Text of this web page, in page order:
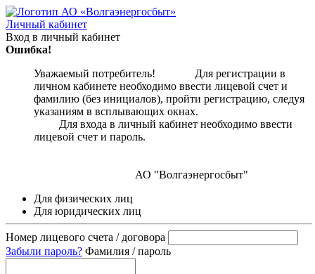
Личный кабинет
Вход в личный кабинет
Ошибка!
Уважаемый потребитель! Для регистрации в
личном кабинете необходимо ввести лицевой счет и
фамилию (без инициалов), пройти регистрацию, следуя
указаниям в всплывающих окнах.
Для входа в личный кабинет необходимо ввести
лицевой счет и пароль.
АО "Волгаэнергосбыт"
Для физических лиц
Для юридических лиц
Номер лицевого счета / договора
Забыли пароль? Фамилия / пароль